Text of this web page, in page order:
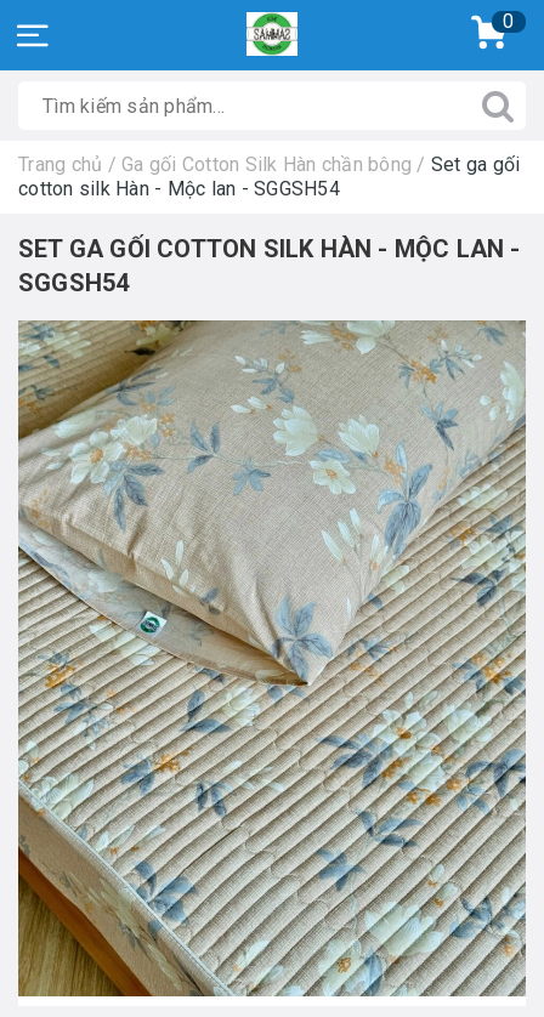
0
Trang chủ / Ga gối Cotton Silk Hàn chần bông / Set ga gối
cotton silk Hàn - Mộc lan - SGGSH54
SET GA GỐI COTTON SILK HÀN - MỘC LAN -
SGGSH54